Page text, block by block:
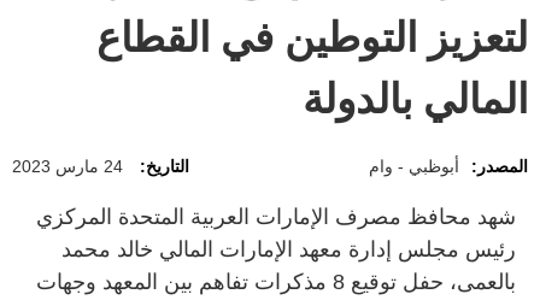
لتعزيز التوطين في القطاع
المالي بالدولة
المصدر: أبوظبي - وام التاريخ: 24 مارس 2023
شهد محافظ مصرف الإمارات العربية المتحدة المركزي
رئيس مجلس إدارة معهد الإمارات المالي خالد محمد
بالعمى، حفل توقيع 8 مذكرات تفاهم بين المعهد وجهات